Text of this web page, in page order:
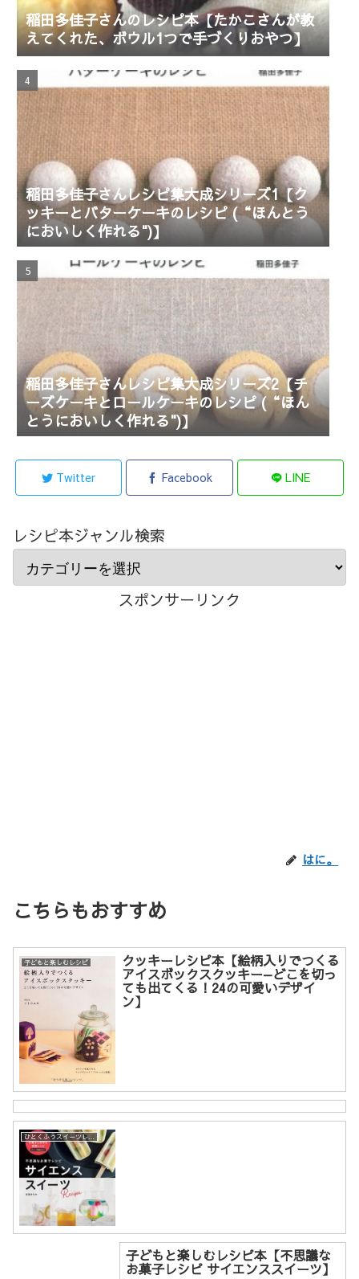
稲田多佳子さんのレシピ本【たかこさんが教
えてくれた、ボウル1つで手づくりおやつ】
稲田多佳子さんレシピ集大成シリーズ1【ク
ッキーとバターケーキのレシピ (“ほんとう
においしく作れる")】
稲田多佳子さんレシピ集大成シリーズ2【チ
ーズケーキとロールケーキのレシピ (“ほん
とうにおいしく作れる")】
Twitter Facebook LINE
レシピ本ジャンル検索
スポンサーリンク
はに。
こちらもおすすめ
子どもと楽しむレシピ クッキーレシピ本【絵柄入りでつくる
アイスボックスクッキー—どこを切っ
ても出てくる！24の可愛いデザイ
ン】
ひとくふうスイーツレシピ
子どもと楽しむレシピ本【不思議な
お菓子レシピ サイエンススイーツ】